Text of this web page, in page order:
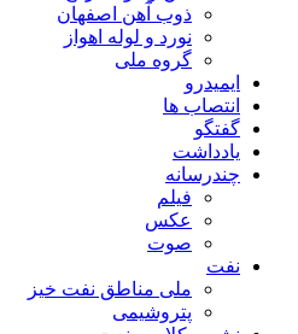
ذوب آهن اصفهان
نورد و لوله اهواز
گروه ملی
ایمیدرو
انتصاب ها
گفتگو
یادداشت
چندرسانه
فیلم
عکس
صوت
نفت
ملی مناطق نفت خیز
پتروشیمی